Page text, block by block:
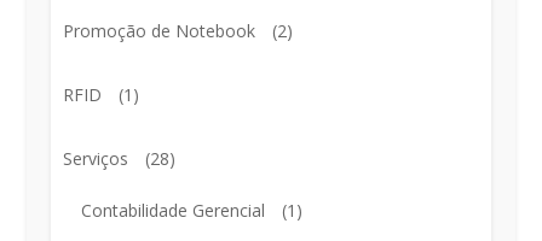
Promoção de Notebook (2)
RFID (1)
Serviços (28)
Contabilidade Gerencial (1)